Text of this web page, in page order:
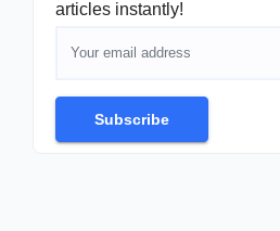
articles instantly!
Subscribe